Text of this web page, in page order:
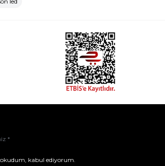
okudum, kabul ediyorum.